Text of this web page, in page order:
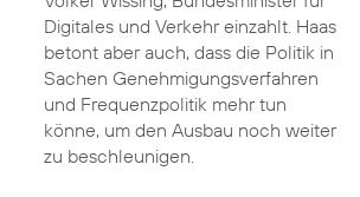
Digitales und Verkehr einzahlt. Haas
betont aber auch, dass die Politik in
Sachen Genehmigungsverfahren
und Frequenzpolitik mehr tun
könne, um den Ausbau noch weiter
zu beschleunigen.